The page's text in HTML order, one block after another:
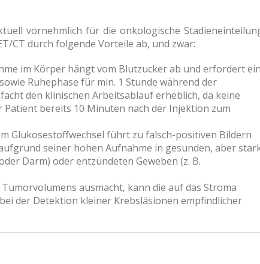
vornehmlich für die onkologische
CT durch folgende Vorteile ab, und zwar:
im Körper hängt vom Blutzucker ab und erfordert ein
Ruhephase für min. 1 Stunde während der
den klinischen Arbeitsablauf erheblich, da keine
bereits 10 Minuten nach der Injektion zum
Glukosestoffwechsel führt zu falsch-positiven Bildern
seiner hohen Aufnahme in gesunden, aber
Darm) oder entzündeten Geweben (z. B.
ausmacht, kann die auf das Stroma
der Detektion kleiner Krebsläsionen empfindlicher